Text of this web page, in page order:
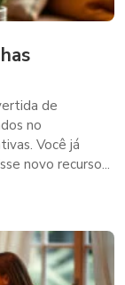
de
no
Você já
novo recurso...